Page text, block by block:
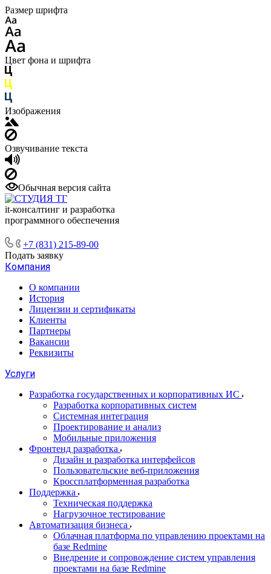
Размер шрифта
Цвет фона и шрифта
Изображения
Озвучивание текста
Обычная версия сайта
it-консалтинг и разработка
программного обеспечения
+7 (831) 215-89-00
Подать заявку
Компания
О компании
История
Лицензии и сертификаты
Клиенты
Партнеры
Вакансии
Реквизиты
Услуги
Разработка государственных и корпоративных ИС
Разработка корпоративных систем
Системная интеграция
Проектирование и анализ
Мобильные приложения
Фронтенд разработка
Дизайн и разработка интерфейсов
Пользовательские веб-приложения
Кроссплатформенная разработка
Поддержка
Техническая поддержка
Нагрузочное тестирование
Автоматизация бизнеса
Облачная платформа по управлению проектами на
базе Redmine
Внедрение и сопровождение систем управления
проектами на базе Redmine